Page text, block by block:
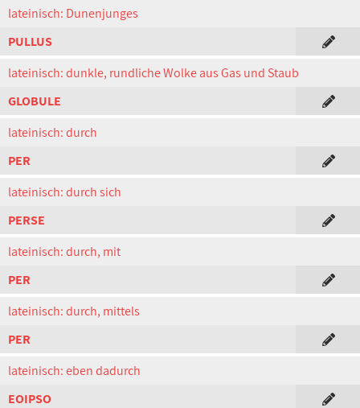
lateinisch: Dunenjunges
PULLUS
lateinisch: dunkle, rundliche Wolke aus Gas und Staub
GLOBULE
lateinisch: durch
PER
lateinisch: durch sich
PERSE
lateinisch: durch, mit
PER
lateinisch: durch, mittels
PER
lateinisch: eben dadurch
EOIPSO